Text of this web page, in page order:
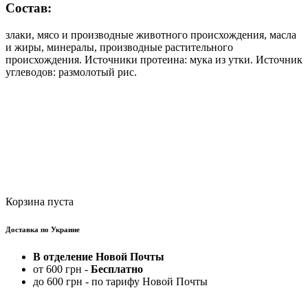
Состав:
злаки, мясо и производные животного происхождения, масла
и жиры, минералы, производные растительного
происхождения. Источники протеина: мука из утки. Источник
углеводов: размолотый рис.
Корзина пуста
Доставка по Украине
В отделение Новой Почты
от 600 грн - Бесплатно
до 600 грн - по тарифу Новой Почты